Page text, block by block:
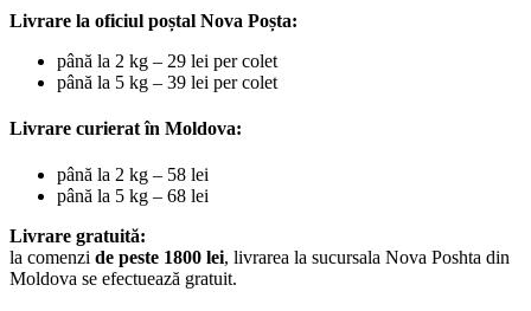
Livrare la oficiul poștal Nova Poșta:
până la 2 kg – 29 lei per colet
până la 5 kg – 39 lei per colet
Livrare curierat în Moldova:
până la 2 kg – 58 lei
până la 5 kg – 68 lei
Livrare gratuită:
la comenzi de peste 1800 lei, livrarea la sucursala Nova Poshta din
Moldova se efectuează gratuit.